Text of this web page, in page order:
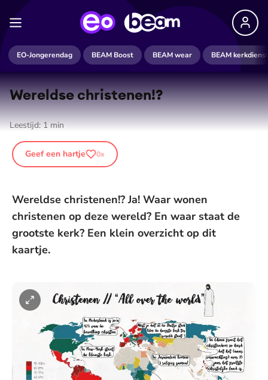
EO-Jongerendag BEAM Boost BEAM wear BEAM kerkdienst
Wereldse christenen!?
Leestijd:1min
Geef een hartje 0x
Wereldse christenen!? Ja! Waar wonen
christenen op deze wereld? En waar staat de
grootste kerk? Een klein overzicht op dit
kaartje.